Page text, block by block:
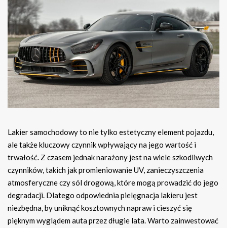
Lakier samochodowy to nie tylko estetyczny element pojazdu,
ale także kluczowy czynnik wpływający na jego wartość i
trwałość. Z czasem jednak narażony jest na wiele szkodliwych
czynników, takich jak promieniowanie UV, zanieczyszczenia
atmosferyczne czy sól drogową, które mogą prowadzić do jego
degradacji. Dlatego odpowiednia pielęgnacja lakieru jest
niezbędna, by uniknąć kosztownych napraw i cieszyć się
pięknym wyglądem auta przez długie lata. Warto zainwestować